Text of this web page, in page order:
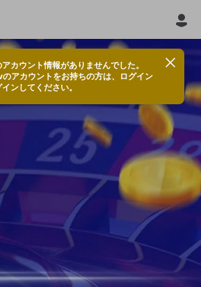
カウント情報がありませんでした。
アカウントをお持ちの方は、ログイン
ンしてください。